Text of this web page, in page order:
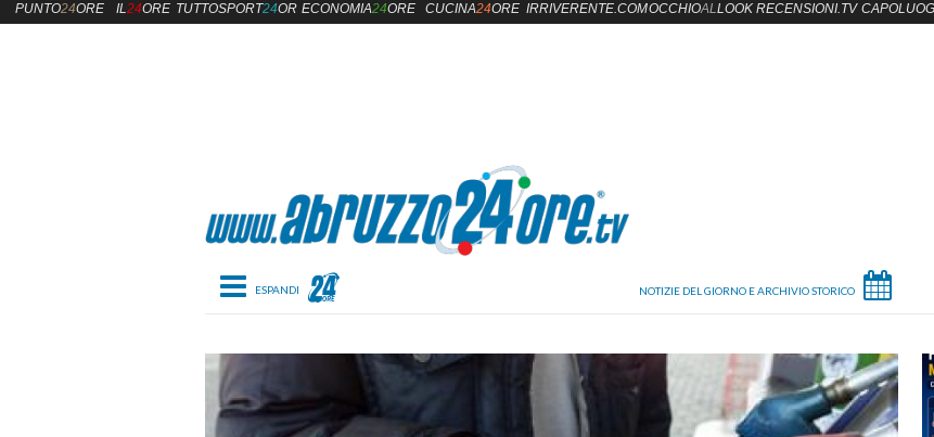
Toggle navigation
PUNTO24ORE IL24ORE TUTTOSPORT24OREECONOMIA24ORE CUCINA24ORE IRRIVERENTE.COMOCCHIOALLOOK RECENSIONI.TV